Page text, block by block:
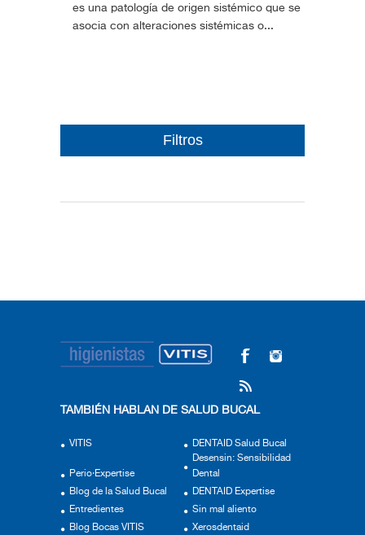
es una patología de origen sistémico que se
asocia con alteraciones sistémicas o...
Filtros
TAMBIÉN HABLAN DE SALUD BUCAL
VITIS DENTAID Salud Bucal
Perio·Expertise
Desensin: Sensibilidad
Dental
Blog de la Salud Bucal
DENTAID Expertise
Entredientes
Sin mal aliento
Blog Bocas VITIS
Xerosdentaid